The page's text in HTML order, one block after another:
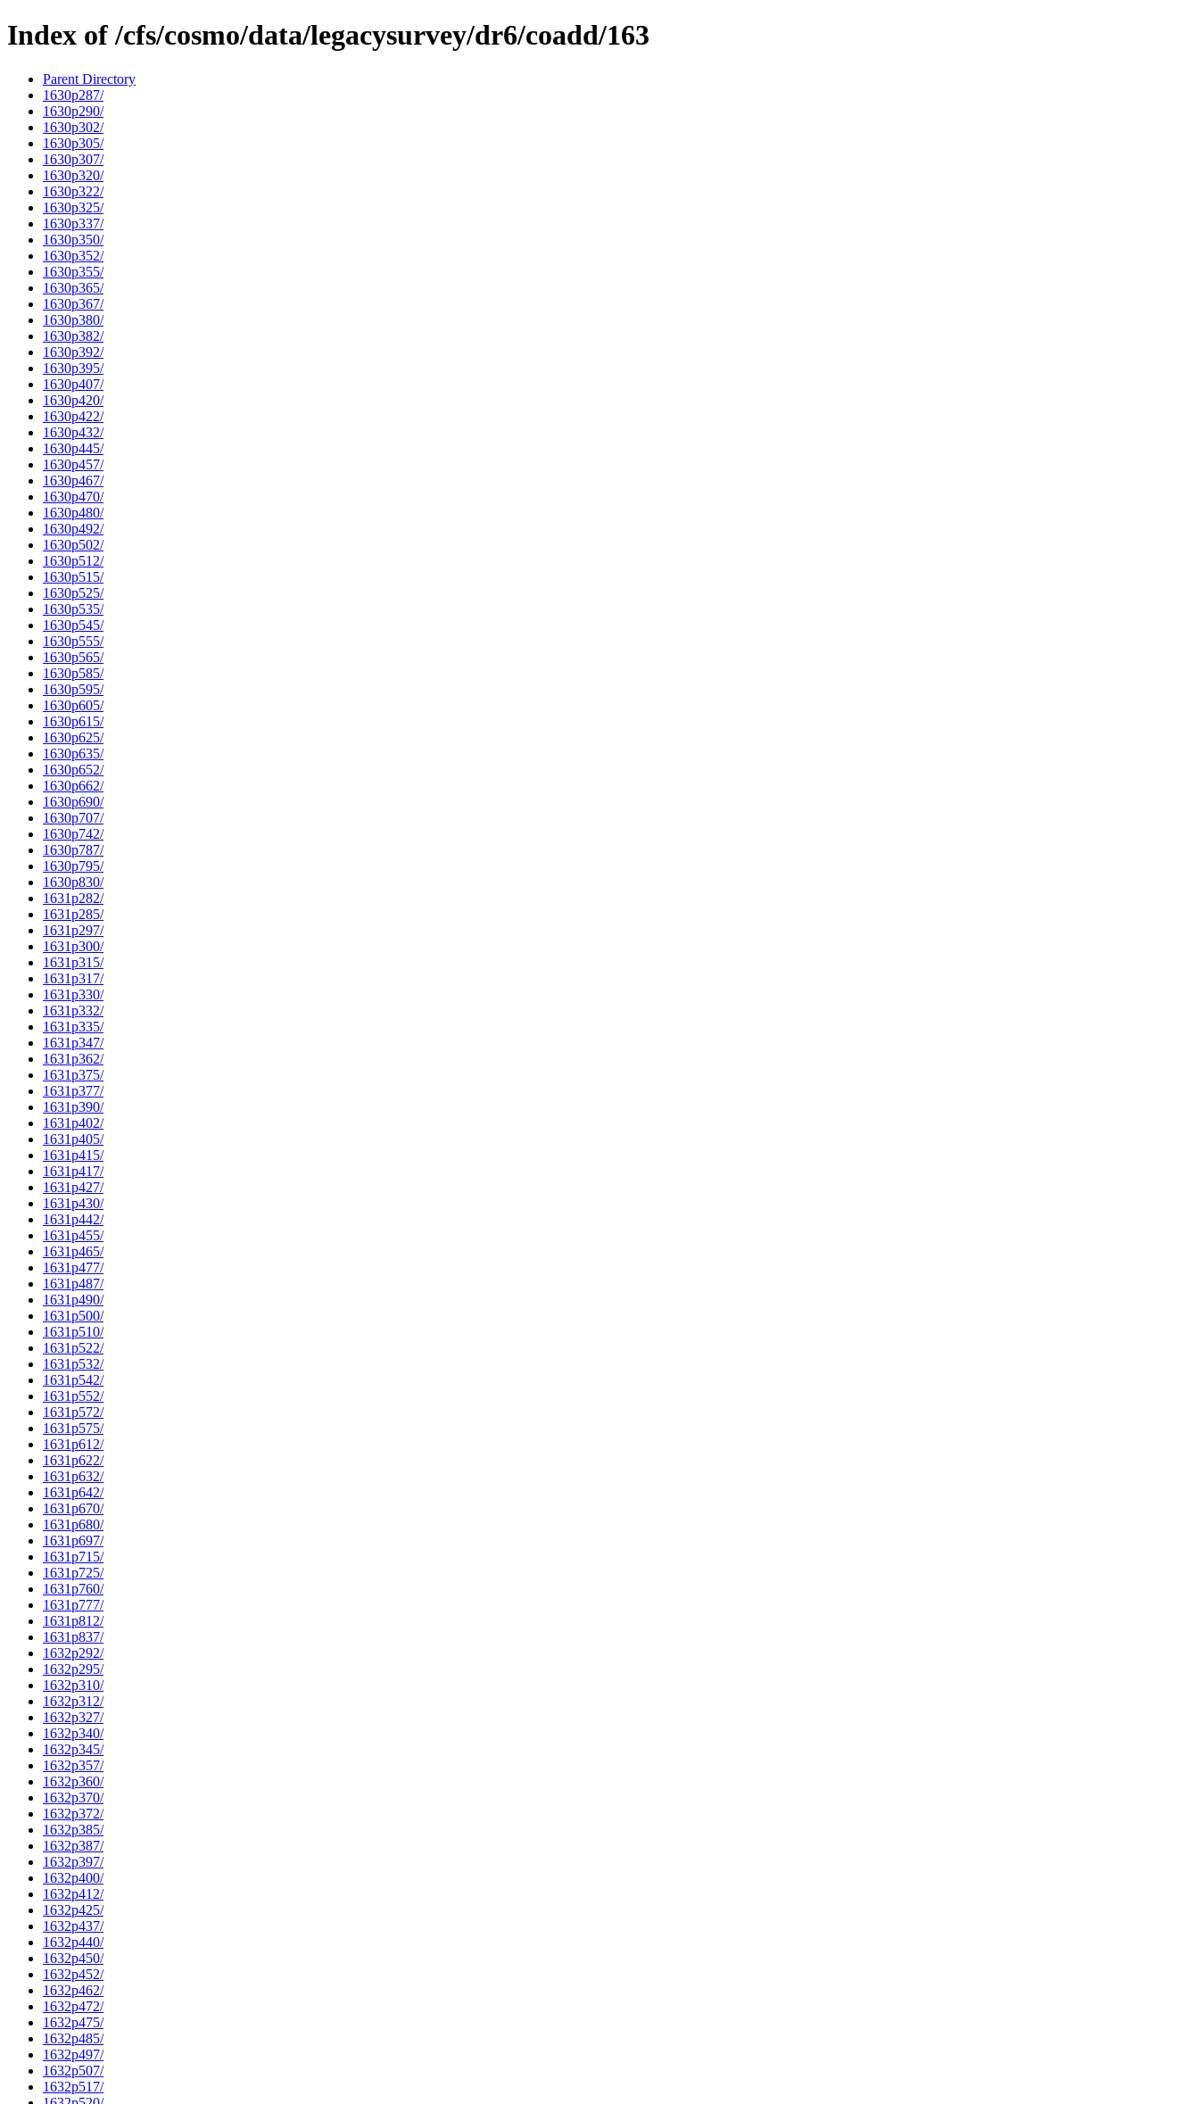
Index of /cfs/cosmo/data/legacysurvey/dr6/coadd/163
Parent Directory
1630p287/
1630p290/
1630p302/
1630p305/
1630p307/
1630p320/
1630p322/
1630p325/
1630p337/
1630p350/
1630p352/
1630p355/
1630p365/
1630p367/
1630p380/
1630p382/
1630p392/
1630p395/
1630p407/
1630p420/
1630p422/
1630p432/
1630p445/
1630p457/
1630p467/
1630p470/
1630p480/
1630p492/
1630p502/
1630p512/
1630p515/
1630p525/
1630p535/
1630p545/
1630p555/
1630p565/
1630p585/
1630p595/
1630p605/
1630p615/
1630p625/
1630p635/
1630p652/
1630p662/
1630p690/
1630p707/
1630p742/
1630p787/
1630p795/
1630p830/
1631p282/
1631p285/
1631p297/
1631p300/
1631p315/
1631p317/
1631p330/
1631p332/
1631p335/
1631p347/
1631p362/
1631p375/
1631p377/
1631p390/
1631p402/
1631p405/
1631p415/
1631p417/
1631p427/
1631p430/
1631p442/
1631p455/
1631p465/
1631p477/
1631p487/
1631p490/
1631p500/
1631p510/
1631p522/
1631p532/
1631p542/
1631p552/
1631p572/
1631p575/
1631p612/
1631p622/
1631p632/
1631p642/
1631p670/
1631p680/
1631p697/
1631p715/
1631p725/
1631p760/
1631p777/
1631p812/
1631p837/
1632p292/
1632p295/
1632p310/
1632p312/
1632p327/
1632p340/
1632p345/
1632p357/
1632p360/
1632p370/
1632p372/
1632p385/
1632p387/
1632p397/
1632p400/
1632p412/
1632p425/
1632p437/
1632p440/
1632p450/
1632p452/
1632p462/
1632p472/
1632p475/
1632p485/
1632p497/
1632p507/
1632p517/